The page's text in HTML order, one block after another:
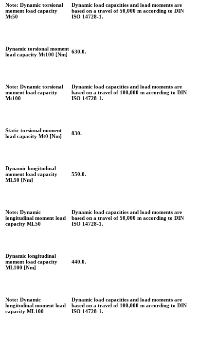
Note: Dynamic torsional
moment load capacity
Mt50
Dynamic load capacities and load moments are
based on a travel of 50,000 m according to DIN
ISO 14728-1.
Dynamic torsional moment
load capacity Mt100 [Nm]
630.0.
Note: Dynamic torsional
moment load capacity
Mt100
Dynamic load capacities and load moments are
based on a travel of 100,000 m according to DIN
ISO 14728-1.
Static torsional moment
load capacity Mt0 [Nm]
830.
Dynamic longitudinal
moment load capacity
ML50 [Nm]
550.0.
Note: Dynamic
longitudinal moment load
capacity ML50
Dynamic load capacities and load moments are
based on a travel of 50,000 m according to DIN
ISO 14728-1.
Dynamic longitudinal
moment load capacity
ML100 [Nm]
440.0.
Note: Dynamic
longitudinal moment load
capacity ML100
Dynamic load capacities and load moments are
based on a travel of 100,000 m according to DIN
ISO 14728-1.